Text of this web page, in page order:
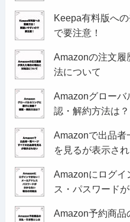
Keepa有料版へ
で要注意！
Amazonの注文履
法について
Amazonグローバ
認・解約方法は？
Amazonで出品者
を見るが表示さ
Amazonにログイ
ス・パスワード
Amazon予約商品